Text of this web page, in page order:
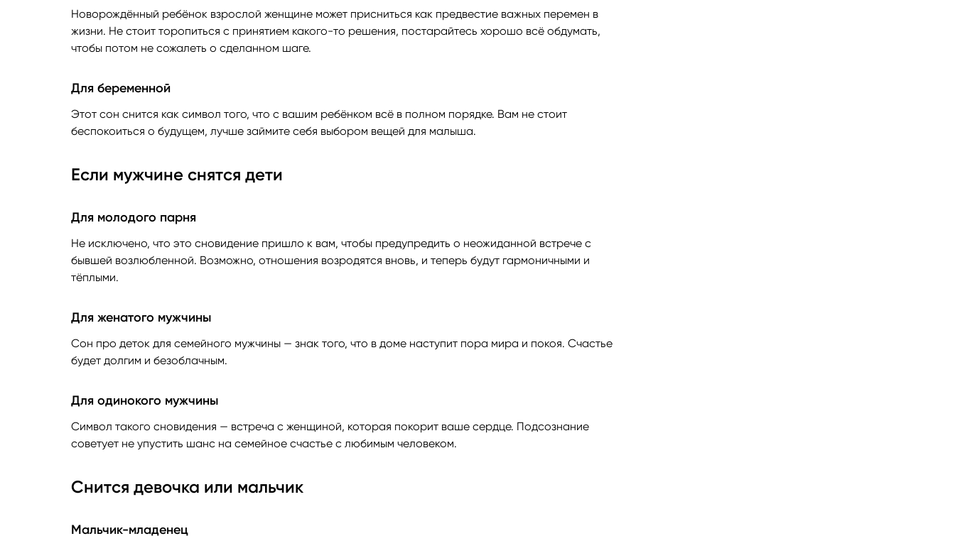
Новорождённый ребёнок взрослой женщине может присниться как предвестие важных перемен в
жизни. Не стоит торопиться с принятием какого-то решения, постарайтесь хорошо всё обдумать,
чтобы потом не сожалеть о сделанном шаге.
Для беременной
Этот сон снится как символ того, что с вашим ребёнком всё в полном порядке. Вам не стоит
беспокоиться о будущем, лучше займите себя выбором вещей для малыша.
Если мужчине снятся дети
Для молодого парня
Не исключено, что это сновидение пришло к вам, чтобы предупредить о неожиданной встрече с
бывшей возлюбленной. Возможно, отношения возродятся вновь, и теперь будут гармоничными и
тёплыми.
Для женатого мужчины
Сон про деток для семейного мужчины — знак того, что в доме наступит пора мира и покоя. Счастье
будет долгим и безоблачным.
Для одинокого мужчины
Символ такого сновидения — встреча с женщиной, которая покорит ваше сердце. Подсознание
советует не упустить шанс на семейное счастье с любимым человеком.
Снится девочка или мальчик
Мальчик-младенец